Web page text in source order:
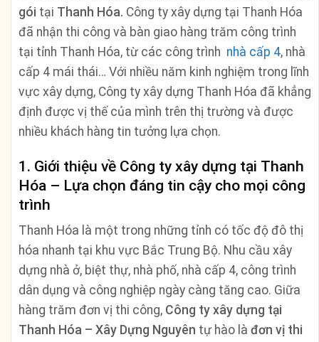
gói tại Thanh Hóa. Công ty xây dựng tại Thanh Hóa
đã nhận thi công và bàn giao hàng trăm công trình
tại tỉnh Thanh Hóa, từ các công trình nhà cấp 4, nhà
cấp 4 mái thái… Với nhiều năm kinh nghiệm trong lĩnh
vực xây dựng, Công ty xây dựng Thanh Hóa đã khẳng
định được vị thế của mình trên thị trường và được
nhiều khách hàng tin tưởng lựa chọn.
1. Giới thiệu về Công ty xây dựng tại Thanh
Hóa – Lựa chọn đáng tin cậy cho mọi công
trình
Thanh Hóa là một trong những tỉnh có tốc độ đô thị
hóa nhanh tại khu vực Bắc Trung Bộ. Nhu cầu xây
dựng nhà ở, biệt thự, nhà phố, nhà cấp 4, công trình
dân dụng và công nghiệp ngày càng tăng cao. Giữa
hàng trăm đơn vị thi công, Công ty xây dựng tại
Thanh Hóa – Xây Dựng Nguyên tự hào là đơn vị thi